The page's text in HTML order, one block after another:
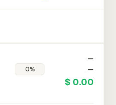
—
—
$ 0.00